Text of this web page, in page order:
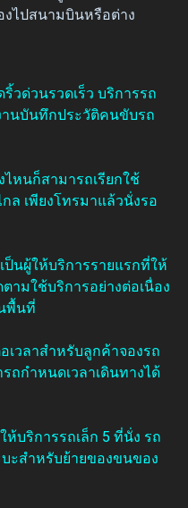
งไปสนามบินหรือต่าง
วด่วนรวดเร็ว บริการรถ
นบันทึกประวัติคนขับรถ
ไหนก็สามารถเรียกใช้
ล เพียงโทรมาแล้วนั่งรอ
ป็นผู้ให้บริการรายแรกที่ให้
มใช้บริการอย่างต่อเนื่อง
พื้นที่
เวลาสำหรับลูกค้าจองรถ
ถกำหนดเวลาเดินทางได้
ห้บริการรถเล็ก 5 ที่นั่ง รถ
ะสำหรับย้ายของขนของ